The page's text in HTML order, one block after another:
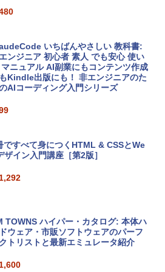
ース Dell NEC Lavie ASUS HP dyna
2026 MacBook Air M5チップ搭載
ンチノートブック：AIとApple Intell
レイ、16GBユニファイドメモリ、1
シルバー
261,414
インテル Core 5
ンコード版
Office Home & Business 202
新 永続版)|オンラインコード版|Wind
、10/mac対応|PC2台
ギフトカード - 2,000 Robux 【限
ーチャルアイテムを含む】 【オンラ
ンコード版
版 | Minecraft (マインクラフ
Java & Bedrock Edition | オンライ
いちばんやさしい 教科書:
ンジニア 初心者 素人 でも安心 使い
ニュアル AI副業にもコンテンツ作成
Kindle出版にも！ 非エンジニアのた
AIコーディング入門シリーズ
ですべて身につくHTML & CSSとWe
ザイン入門講座［第2版］
TOWNS ハイパー・カタログ: 本体ハ
ウェア・市販ソフトウェアのパーフ
トリストと最新エミュレータ紹介